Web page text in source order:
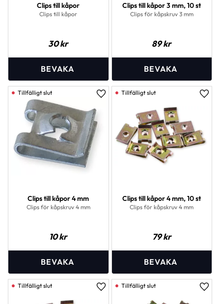
Clips till kåpor
Clips till kåpor
30kr
Clips till kåpor 3 mm, 10 st
Clips för kåpskruv 3 mm
89kr
Clips till kåpor 4 mm
Clips för kåpskruv 4 mm
10kr
Lägg till i favoriter
Clips till kåpor 4 mm, 10 st
Clips för kåpskruv 4 mm
79kr
Lägg till i favoriter